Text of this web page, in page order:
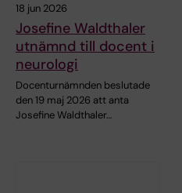
18 jun 2026
Josefine Waldthaler
utnämnd till docent i
neurologi
Docenturnämnden beslutade
den 19 maj 2026 att anta
Josefine Waldthaler…